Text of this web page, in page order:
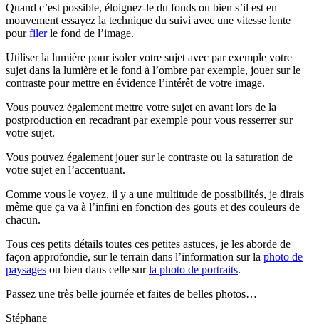
Quand c’est possible, éloignez-le du fonds ou bien s’il est en
mouvement essayez la technique du suivi avec une vitesse lente
pourfilerle fond de l’image.
Utiliser la lumière pour isoler votre sujet avec par exemple votre
sujet dans la lumière et le fond à l’ombre par exemple, jouer sur le
contraste pour mettre en évidence l’intérêt de votre image.
Vous pouvez également mettre votre sujet en avant lors de la
postproduction en recadrant par exemple pour vous resserrer sur
votre sujet.
Vous pouvez également jouer sur le contraste ou la saturation de
votre sujet en l’accentuant.
Comme vous le voyez, il y a une multitude de possibilités, je dirais
même que ça va à l’infini en fonction des gouts et des couleurs de
chacun.
Tous ces petits détails toutes ces petites astuces, je les aborde de
façon approfondie, sur le terrain dans l’information sur la photo de
paysages ou bien dans celle surla photo de portraits.
Passez une très belle journée et faites de belles photos…
Stéphane